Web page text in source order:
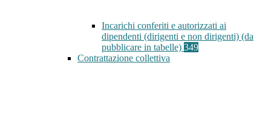
Incarichi conferiti e autorizzati ai
dipendenti (dirigenti e non dirigenti) (da
pubblicare in tabelle) 349
Contrattazione collettiva